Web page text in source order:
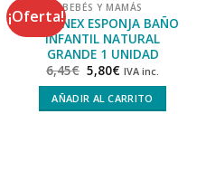
¡Oferta!BEBÉS Y MAMÁS
SUAVINEX ESPONJA BAÑO
INFANTIL NATURAL
GRANDE 1 UNIDAD
6,45€ 5,80€ IVA inc.
AÑADIR AL CARRITO